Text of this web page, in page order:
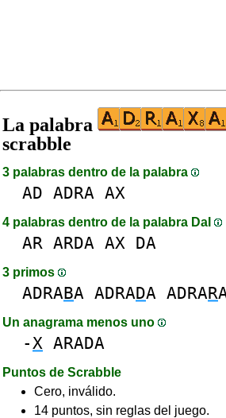
La palabra
scrabble
3 palabras dentro de la palabra
AD ADRA AX
4 palabras dentro de la palabra DaI
AR ARDA AX DA
3 primos
ADRABA ADRADA ADRAR
Un anagrama menos uno
-X ARADA
Puntos de Scrabble
Cero, inválido.
14 puntos, sin reglas del juego.